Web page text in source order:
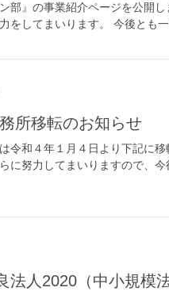
ン部』の事業紹介ページを公開
をしてまいります。 今後とも
務所移転のお知らせ
令和４年１月４日より下記に
に努力してまいりますので、
優良法人2020（中小規